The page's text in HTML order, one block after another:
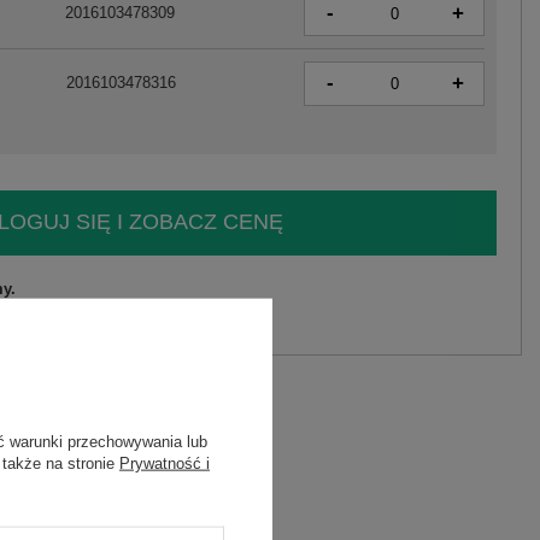
2016103478309 - +
2016103478316 - +
SIĘ I ZOBACZ CENĘ
warunki przechowywania lub
na stronie Prywatność i